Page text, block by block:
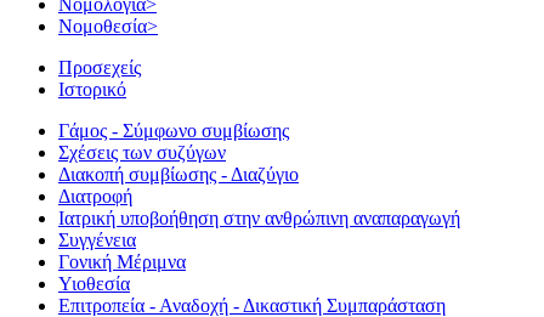
Νομολογία>
Νομοθεσία>
Προσεχείς
Ιστορικό
Γάμος - Σύμφωνο συμβίωσης
Σχέσεις των συζύγων
Διακοπή συμβίωσης - Διαζύγιο
Διατροφή
Ιατρική υποβοήθηση στην ανθρώπινη αναπαραγωγή
Συγγένεια
Γονική Μέριμνα
Υιοθεσία
Επιτροπεία - Αναδοχή - Δικαστική Συμπαράσταση